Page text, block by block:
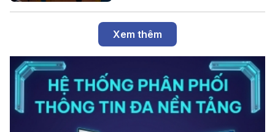
Xem thêm